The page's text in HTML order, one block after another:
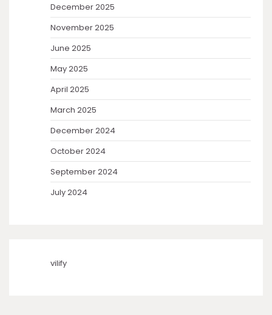
December 2025
November 2025
June 2025
May 2025
April 2025
March 2025
December 2024
October 2024
September 2024
July 2024
vilify